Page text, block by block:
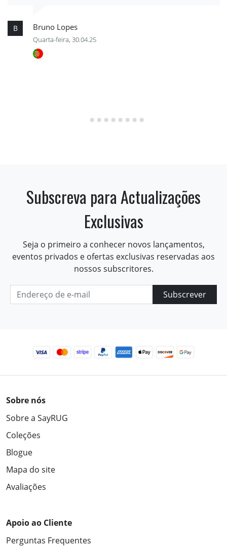
B Bruno Lopes
Quarta-feira, 30.04.25
Subscreva para Actualizações
Exclusivas
Seja o primeiro a conhecer novos lançamentos,
eventos privados e ofertas exclusivas reservadas aos
nossos subscritores.
Subscrever
Sobre nós
Sobre a SayRUG
Coleções
Blogue
Mapa do site
Avaliações
Apoio ao Cliente
Perguntas Frequentes